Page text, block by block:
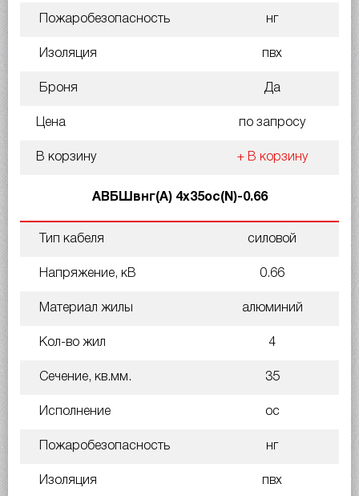
Пожаробезопасность нг
Изоляция пвх
Броня Да
Цена по запросу
В корзину + В корзину
АВБШвнг(А) 4х35ос(N)-0.66
Тип кабеля силовой
Напряжение, кВ 0.66
Материал жилы алюминий
Кол-во жил 4
Сечение, кв.мм. 35
Исполнение ос
Пожаробезопасность нг
Изоляция пвх